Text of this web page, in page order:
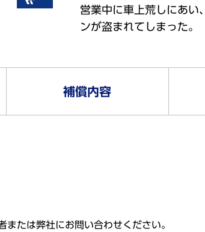
営業中に車上荒しにあい
ンが盗まれてしまった。
補償内容
たは弊社にお問い合わせください。